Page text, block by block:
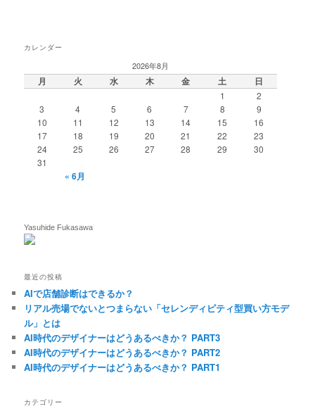
カレンダー
2026年8月
月 火 水 木 金 土 日
1
2
3
4 5 6 7 8
9
10
11 12 13 14 15
16
17
18 19 20 21 22
23
24
25 26 27 28 29
30
31
« 6月
Yasuhide Fukasawa
最近の投稿
AIで店舗診断はできるか？
リアル売場でないとつまらない「セレンディピティ型買い方モデ
ル」とは
AI時代のデザイナーはどうあるべきか？ PART3
AI時代のデザイナーはどうあるべきか？ PART2
AI時代のデザイナーはどうあるべきか？ PART1
カテゴリー